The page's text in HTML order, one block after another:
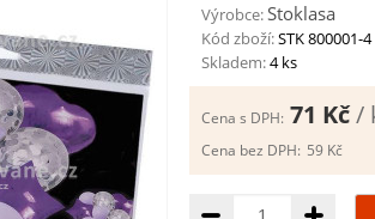
Výrobce:Stoklasa
Kód zboží:STK 800001-4
Skladem:4 ks
Cena s DPH: 71 Kč/
Cena bez DPH: 59 Kč
Množství